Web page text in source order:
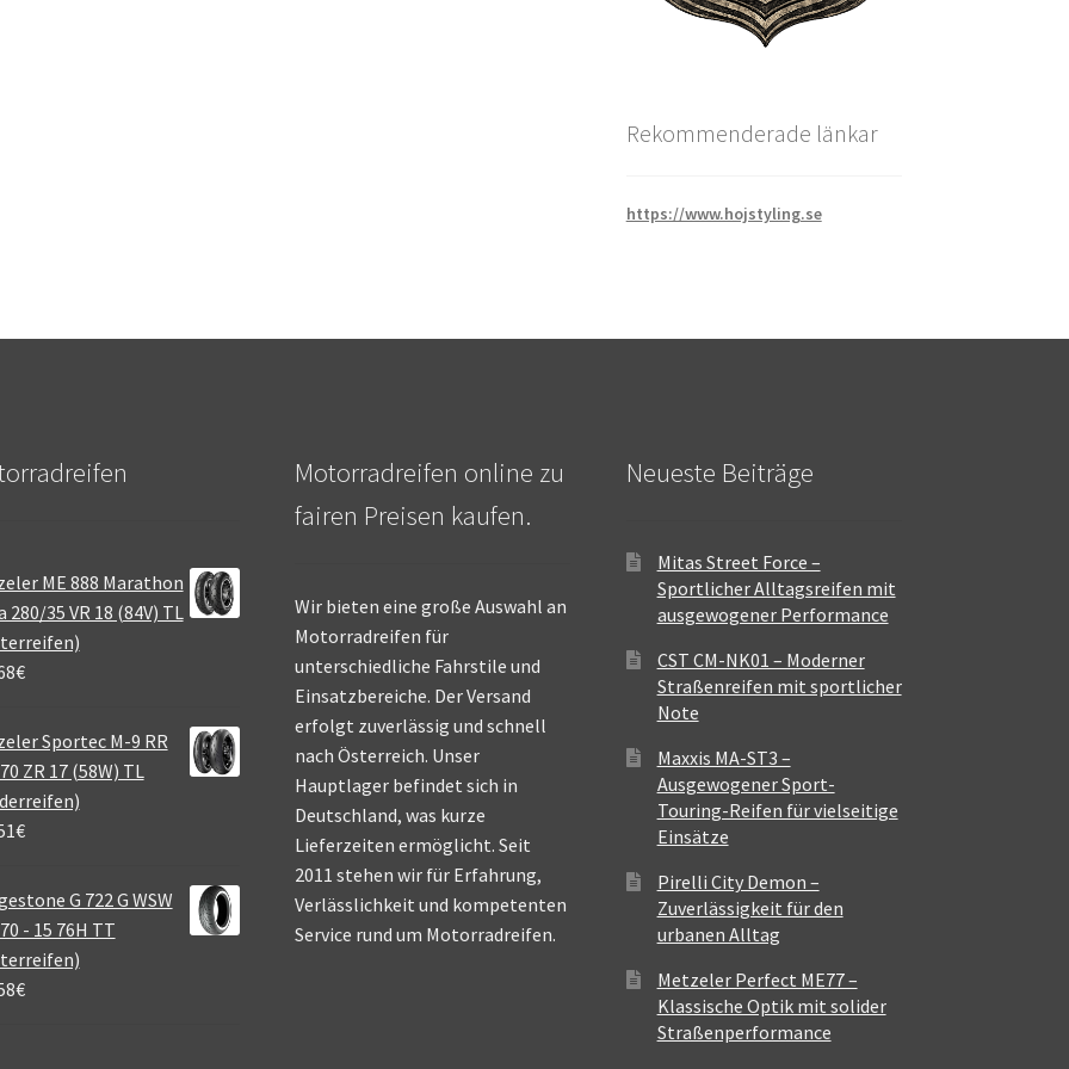
Rekommenderade länkar
https://www.hojstyling.se
ME 888 Marathon
280/35 VR 18 (84V) TL
€
Sportec M-9 RR
ZR 17 (58W) TL
€
G 722 G WSW
- 15 76H TT
€
Motorradreifen online zu
fairen Preisen kaufen.
Wir bieten eine große Auswahl an
Motorradreifen für
unterschiedliche Fahrstile und
Einsatzbereiche. Der Versand
erfolgt zuverlässig und schnell
nach Österreich. Unser
Hauptlager befindet sich in
Deutschland, was kurze
Lieferzeiten ermöglicht. Seit
2011 stehen wir für Erfahrung,
Verlässlichkeit und kompetenten
Service rund um Motorradreifen.
Neueste Beiträge
Mitas Street Force –
Sportlicher Alltagsreifen mit
ausgewogener Performance
CST CM-NK01 – Moderner
Straßenreifen mit sportlicher
Note
Maxxis MA-ST3 –
Ausgewogener Sport-
Touring-Reifen für vielseitige
Einsätze
Pirelli City Demon –
Zuverlässigkeit für den
urbanen Alltag
Metzeler Perfect ME77 –
Klassische Optik mit solider
Straßenperformance